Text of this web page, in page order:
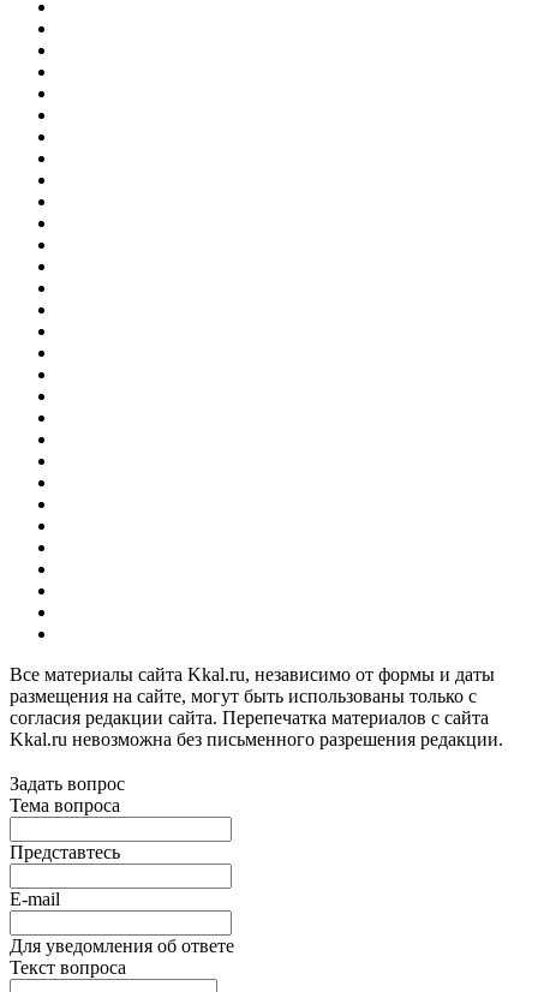
Все материалы сайта Kkal.ru, независимо от формы и даты
размещения на сайте, могут быть использованы только с
согласия редакции сайта. Перепечатка материалов с сайта
Kkal.ru невозможна без письменного разрешения редакции.
Задать вопрос
Тема вопроса
Представтесь
E-mail
Для уведомления об ответе
Текст вопроса